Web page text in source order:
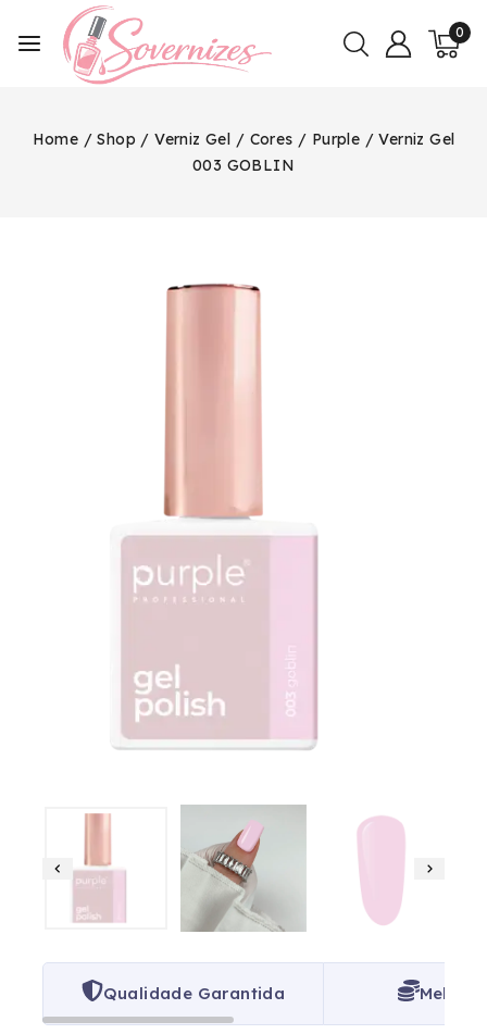
0
Home / Shop / Verniz Gel / Cores / Purple / Verniz Gel
003 GOBLIN
Qualidade Garantida Melhor